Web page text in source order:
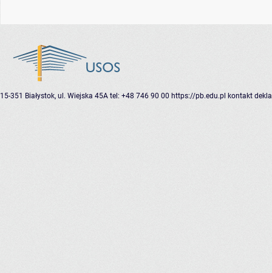
15-351 Białystok, ul. Wiejska 45A tel: +48 746 90 00 https://pb.edu.pl kontakt